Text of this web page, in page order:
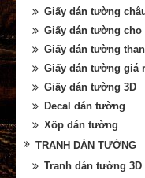
Giấy dán tường
Giấy dán tường cho
Giấy dán tường
Giấy dán tường giá
Giấy dán tường 3D
Decal dán tường
Xốp dán tường
TRANH DÁN TƯỜNG
Tranh dán tường 3D